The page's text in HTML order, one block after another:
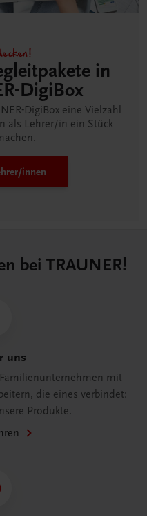
in
DigiBox
DigiBox eine Vielzahl
als Lehrer/in ein Stück
innen
bei TRAUNER!
uns
mit
die eines verbindet:
Produkte.